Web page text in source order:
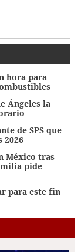
hora para
Ángeles la
de SPS que
2026
México tras
pide
para este fin